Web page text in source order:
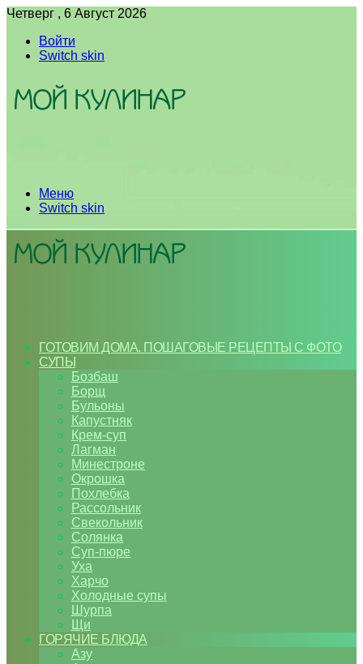
Четверг , 6 Август 2026
Войти
Switch skin
Меню
Switch skin
ГОТОВИМ ДОМА. ПОШАГОВЫЕ РЕЦЕПТЫ С ФОТО
СУПЫ
Бозбаш
Борщ
Бульоны
Капустняк
Крем-суп
Лагман
Минестроне
Окрошка
Похлебка
Рассольник
Свекольник
Солянка
Суп-пюре
Уха
Харчо
Холодные супы
Шурпа
Щи
ГОРЯЧИЕ БЛЮДА
Азу